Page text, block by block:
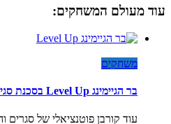
עוד מעולם המשחקים:
משחקים
בר הגיימינג Level Up בסכנת סגירה, כך תוכלו לעזור